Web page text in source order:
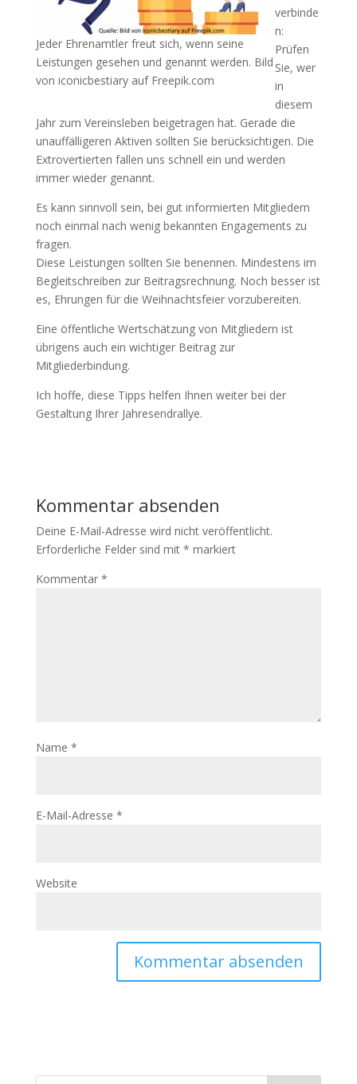
Jeder Ehrenamtler freut sich, wenn seine
Leistungen gesehen und genannt werden. Bild
von iconicbestiary auf Freepik.com
verbinde
n:
Prüfen
Sie, wer
in
diesem
Jahr zum Vereinsleben beigetragen hat. Gerade die
unauffälligeren Aktiven sollten Sie berücksichtigen. Die
Extrovertierten fallen uns schnell ein und werden
immer wieder genannt.
Es kann sinnvoll sein, bei gut informierten Mitgliedern
noch einmal nach wenig bekannten Engagements zu
fragen.
Diese Leistungen sollten Sie benennen. Mindestens im
Begleitschreiben zur Beitragsrechnung. Noch besser ist
es, Ehrungen für die Weihnachtsfeier vorzubereiten.
Eine öffentliche Wertschätzung von Mitgliedern ist
übrigens auch ein wichtiger Beitrag zur
Mitgliederbindung.
Ich hoffe, diese Tipps helfen Ihnen weiter bei der
Gestaltung Ihrer Jahresendrallye.
Kommentar absenden
Deine E-Mail-Adresse wird nicht veröffentlicht.
Erforderliche Felder sind mit * markiert
Kommentar *
Name *
E-Mail-Adresse *
Website